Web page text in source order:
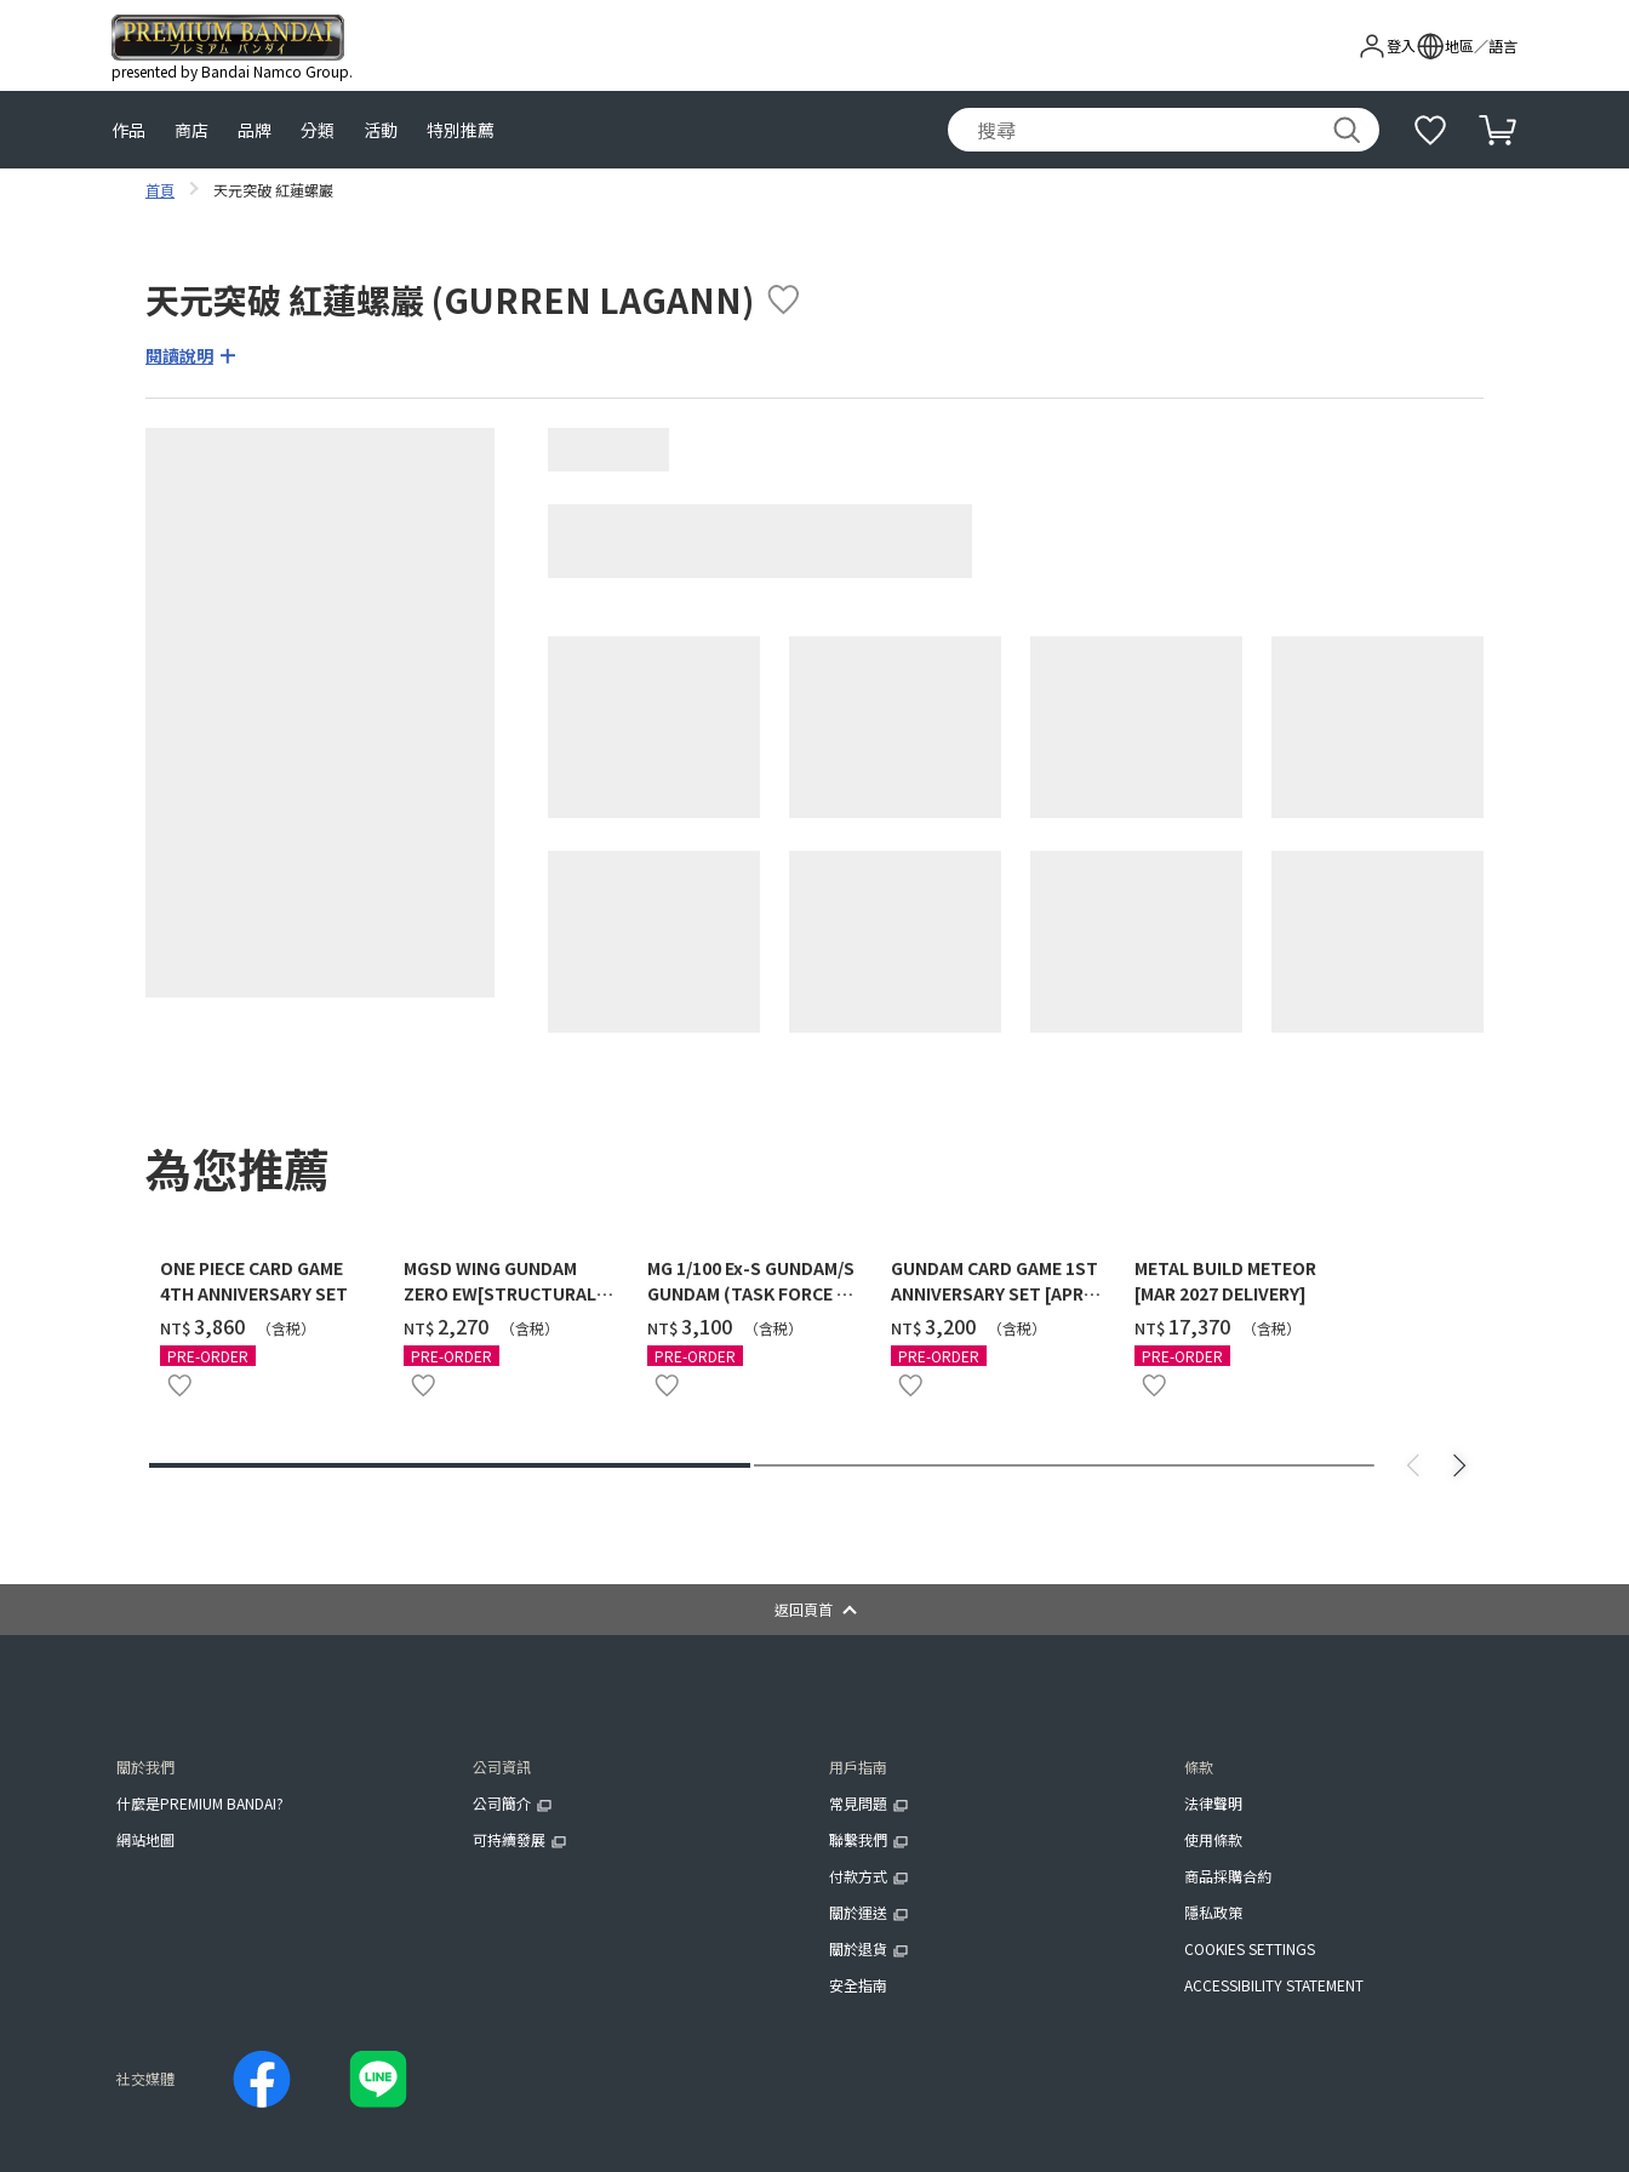
presented by Bandai Namco Group.
登入 地區／語言
作品 商店 品牌 分類 活動 特別推薦
首頁 天元突破 紅蓮螺巖
天元突破 紅蓮螺巖 (GURREN LAGANN)
閱讀說明
為您推薦
ONE PIECE CARD GAME
4TH ANNIVERSARY SET
NT$‌3,860
（含税）
PRE-ORDER
MGSD WING GUNDAM
ZERO EW[STRUCTURAL
COATING/BLACK] [2026年
12月發送]
NT$ ‌2,270
（含税）
PRE-ORDER
MG 1/100 Ex-S GUNDAM/S
GUNDAM (TASK FORCE α
Ver.) [2026年10月發送]
NT$‌3,100
（含税）
PRE-ORDER
GUNDAM CARD GAME 1ST
ANNIVERSARY SET [APR
2027 DELIVERY]
NT$‌3,200
（含税）
PRE-ORDER
METAL BUILD METEOR
[MAR 2027 DELIVERY]
NT$ ‌17,370
（含税）
PRE-ORDER
返回頁首
關於我們
什麼是PREMIUM BANDAI?
網站地圖
公司資訊
公司簡介
可持續發展
用戶指南
常見問題
聯繫我們
付款方式
關於運送
關於退貨
安全指南
條款
法律聲明
使用條款
商品採購合約
隱私政策
COOKIES SETTINGS
ACCESSIBILITY STATEMENT
社交媒體